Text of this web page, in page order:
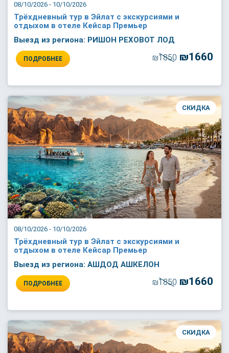
08/10/2026 - 10/10/2026
Трёхдневный тур в Эйлат с экскурсиями и
отдыхом в отеле Кейсар Премьер
Выезд из региона: РИШОН РЕХОВОТ ЛОД
ПОДРОБНЕЕ ₪1850 ₪1660
08/10/2026 - 10/10/2026
СКИДКА
Трёхдневный тур в Эйлат с экскурсиями и
отдыхом в отеле Кейсар Премьер
Выезд из региона: АШДОД АШКЕЛОН
ПОДРОБНЕЕ ₪1850 ₪1660
СКИДКА